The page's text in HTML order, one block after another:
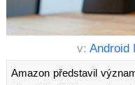
v: Android
Amazon představil